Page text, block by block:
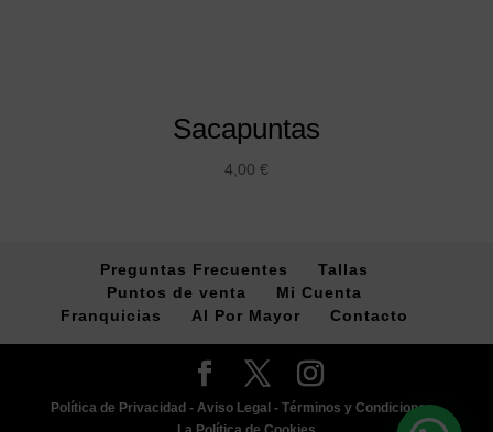
Sacapuntas
4,00 €
Preguntas Frecuentes
Tallas
Puntos de venta
Mi Cuenta
Franquicias
Al Por Mayor Contacto
Política de Privacidad - Aviso Legal -Términos y Condiciones -